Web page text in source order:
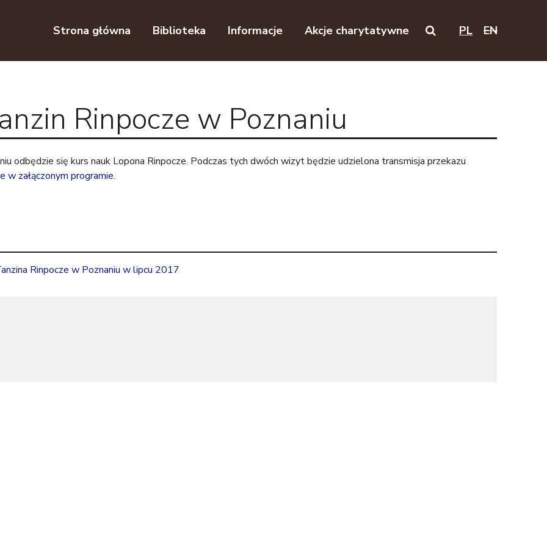
Strona główna Biblioteka Informacje Akcje charytatywne PL EN
Rinpocze w Poznaniu
się kurs nauk Lopona Rinpocze. Podczas tych dwóch wizyt będzie udzielona transmisja przekazu
w załączonym programie.
Rinpocze w Poznaniu w lipcu 2017